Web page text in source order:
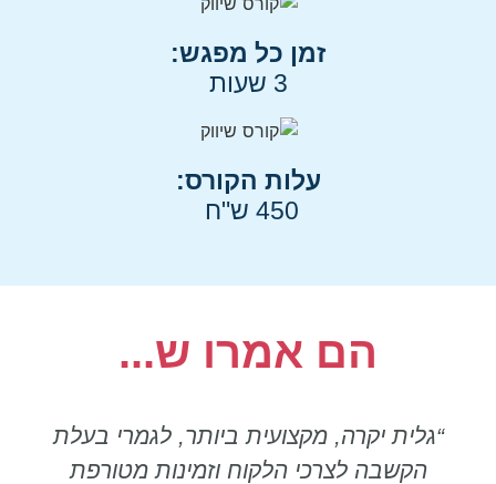
זמן כל מפגש:
3 שעות
עלות הקורס:
450 ש"ח
הם אמרו ש...
“גלית יקרה, מקצועית ביותר, לגמרי בעלת
הקשבה לצרכי הלקוח וזמינות מטורפת